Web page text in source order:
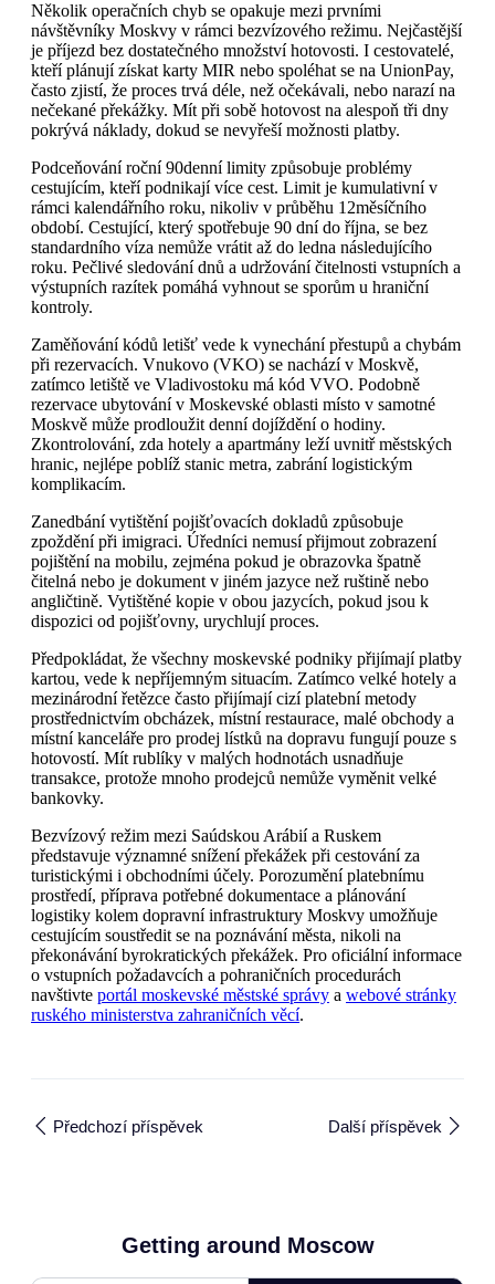
Několik operačních chyb se opakuje mezi prvními
návštěvníky Moskvy v rámci bezvízového režimu. Nejčastější
je příjezd bez dostatečného množství hotovosti. I cestovatelé,
kteří plánují získat karty MIR nebo spoléhat se na UnionPay,
často zjistí, že proces trvá déle, než očekávali, nebo narazí na
nečekané překážky. Mít při sobě hotovost na alespoň tři dny
pokrývá náklady, dokud se nevyřeší možnosti platby.
Podceňování roční 90denní limity způsobuje problémy
cestujícím, kteří podnikají více cest. Limit je kumulativní v
rámci kalendářního roku, nikoliv v průběhu 12měsíčního
období. Cestující, který spotřebuje 90 dní do října, se bez
standardního víza nemůže vrátit až do ledna následujícího
roku. Pečlivé sledování dnů a udržování čitelnosti vstupních a
výstupních razítek pomáhá vyhnout se sporům u hraniční
kontroly.
Zaměňování kódů letišť vede k vynechání přestupů a chybám
při rezervacích. Vnukovo (VKO) se nachází v Moskvě,
zatímco letiště ve Vladivostoku má kód VVO. Podobně
rezervace ubytování v Moskevské oblasti místo v samotné
Moskvě může prodloužit denní dojíždění o hodiny.
Zkontrolování, zda hotely a apartmány leží uvnitř městských
hranic, nejlépe poblíž stanic metra, zabrání logistickým
komplikacím.
Zanedbání vytištění pojišťovacích dokladů způsobuje
zpoždění při imigraci. Úředníci nemusí přijmout zobrazení
pojištění na mobilu, zejména pokud je obrazovka špatně
čitelná nebo je dokument v jiném jazyce než ruštině nebo
angličtině. Vytištěné kopie v obou jazycích, pokud jsou k
dispozici od pojišťovny, urychlují proces.
Předpokládat, že všechny moskevské podniky přijímají platby
kartou, vede k nepříjemným situacím. Zatímco velké hotely a
mezinárodní řetězce často přijímají cizí platební metody
prostřednictvím obcházek, místní restaurace, malé obchody a
místní kanceláře pro prodej lístků na dopravu fungují pouze s
hotovostí. Mít rublíky v malých hodnotách usnadňuje
transakce, protože mnoho prodejců nemůže vyměnit velké
bankovky.
Bezvízový režim mezi Saúdskou Arábií a Ruskem
představuje významné snížení překážek při cestování za
turistickými i obchodními účely. Porozumění platebnímu
prostředí, příprava potřebné dokumentace a plánování
logistiky kolem dopravní infrastruktury Moskvy umožňuje
cestujícím soustředit se na poznávání města, nikoli na
překonávání byrokratických překážek. Pro oficiální informace
o vstupních požadavcích a pohraničních procedurách
navštivte portál moskevské městské správy a webové stránky
ruského ministerstva zahraničních věcí.
Předchozí příspěvek Další příspěvek
Getting around Moscow